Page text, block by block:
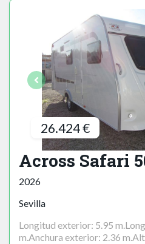
26.424 €
Across Safari
2026
Sevilla
Longitud exterior: 5.95
m.Anchura exterior: 2.36